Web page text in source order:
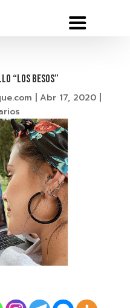
“LOS BESOS”
Abr 17, 2020|